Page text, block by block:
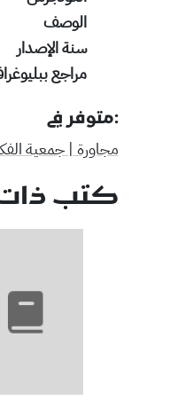
الوصف
سنة الإصدار
مراجع
:متوفر في
مجاورة | جمعية
كتب